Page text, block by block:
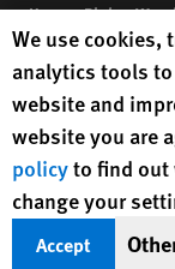
Human Rights
10118-3299USA|t
Human Rights
under EIN: 13-
Human Rights
We use
analytics tools
website and
website you are
policyto find out
change your
Accept